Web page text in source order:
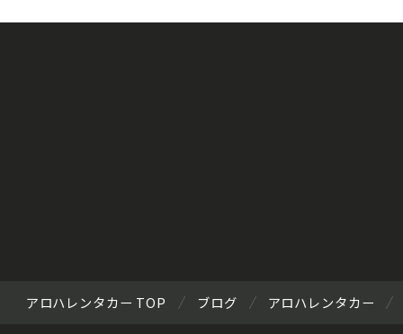
アロハレンタカー TOP ブログ アロハレンタカー